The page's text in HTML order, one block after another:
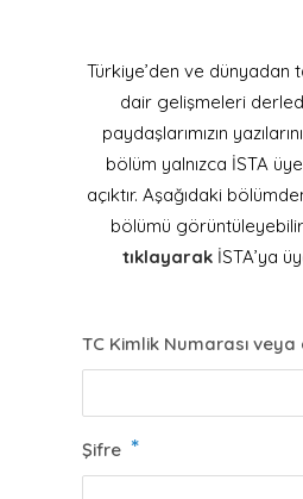
Türkiye’den ve dünyadan
dair gelişmeleri
paydaşlarımızın
bölüm yalnızca İSTA
açıktır. Aşağıdaki
bölümü
tıklayarak İSTA’ya
TC Kimlik Numarası
Şifre *